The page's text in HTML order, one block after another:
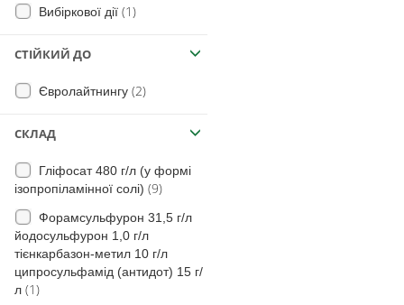
Осот шорсткий(46)
Очерет звичайний
Лопух великий (11)
Горобейник польовий (34)
щавель горобиний(15)
щавель кучерявий
щавель туполистий(11)
незабудка польова
Плодові(1)
на Гречку(3)
Вибіркової дії (1)
СТІЙКИЙ ДО
Євролайтнингу (2)
СКЛАД
Гліфосат 480 г/л (у формі
ізопропіламінної солі) (9)
Форамсульфурон 31,5 г/л
йодосульфурон 1,0 г/л
тієнкарбазон-метил 10 г/л
ципросульфамід (антидот) 15 г/
л (1)